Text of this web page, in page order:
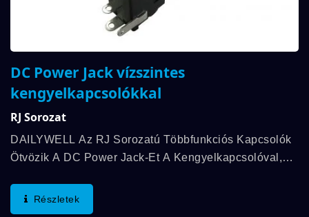
DC Power Jack vízszintes
kengyelkapcsolókkal
RJ Sorozat
DAILYWELL Az RJ Sorozatú Többfunkciós Kapcsolók
Ötvözik A DC Power Jack-Et A Kengyelkapcsolóval,
Emellett Az Elektromos Besorolás Akár DC 15V 2,5A.
Részletek